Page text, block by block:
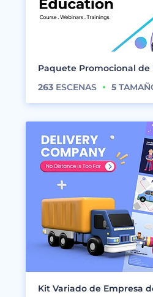
Paquete Promocional
263 ESCENAS 5
Kit Variado de Empresa